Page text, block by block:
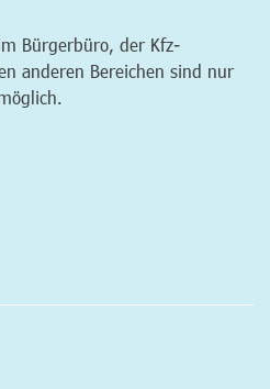
Bürgerbüro, der Kfz-
anderen Bereichen sind nur